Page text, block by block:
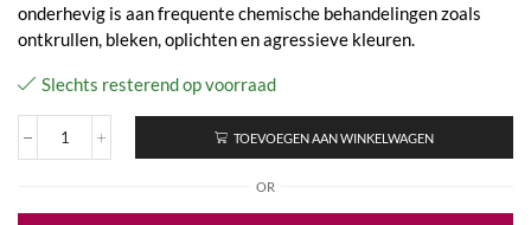
onderhevig is aan frequente chemische behandelingen zoals
ontkrullen, bleken, oplichten en agressieve kleuren.
Slechts resterend op voorraad
Ice
-
TOEVOEGEN AAN WINKELWAGEN
OR